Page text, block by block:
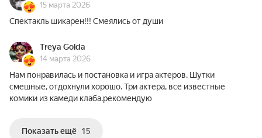
15 марта 2026
Спектакль шикарен!!! Смеялись от души
Treya Golda
14 марта 2026
Нам понравилась и постановка и игра актеров. Шутки
смешные, отдохнули хорошо. Три актера, все известные
комики из камеди клаба.рекомендую
Показать ещё 15